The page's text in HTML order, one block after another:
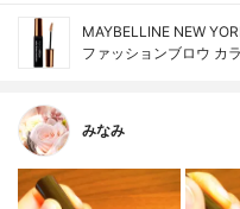
MAYBELLINE NEW
ファッションブロウ カ
みなみ